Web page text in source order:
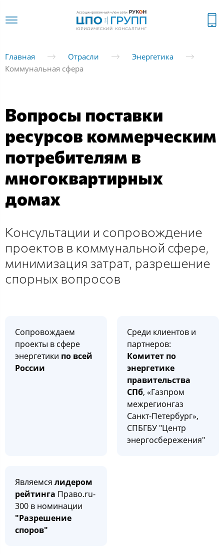
Главная Отрасли
Энергетика
Коммунальная сфера
Вопросы поставки
ресурсов коммерческим
потребителям в
многоквартирных
домах
Консультации и сопровождение
проектов в коммунальной сфере,
минимизация затрат, разрешение
спорных вопросов
Сопровождаем
проекты в сфере
энергетики по всей
России
Среди клиентов и
партнеров:
Комитет по
энергетике
правительства
СПб, «Газпром
межрегионгаз
Санкт-Петербург»,
СПБГБУ "Центр
энергосбережения"
Являемся лидером
рейтинга Право.ru-
300 в номинации
"Разрешение
споров"